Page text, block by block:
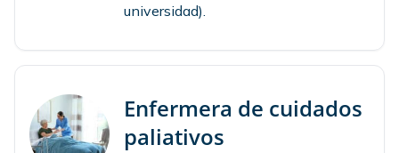
universidad).
Enfermera de cuidados
paliativos